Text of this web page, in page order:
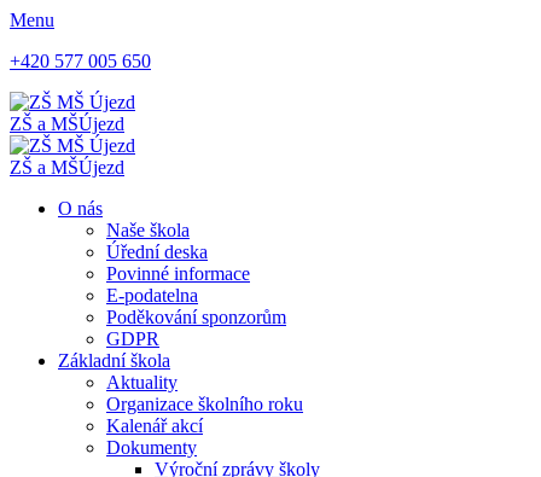
Menu
+420 577 005 650
ZŠ a MŠÚjezd
ZŠ a MŠÚjezd
O nás
Naše škola
Úřední deska
Povinné informace
E-podatelna
Poděkování sponzorům
GDPR
Základní škola
Aktuality
Organizace školního roku
Kalenář akcí
Dokumenty
Výroční zprávy školy